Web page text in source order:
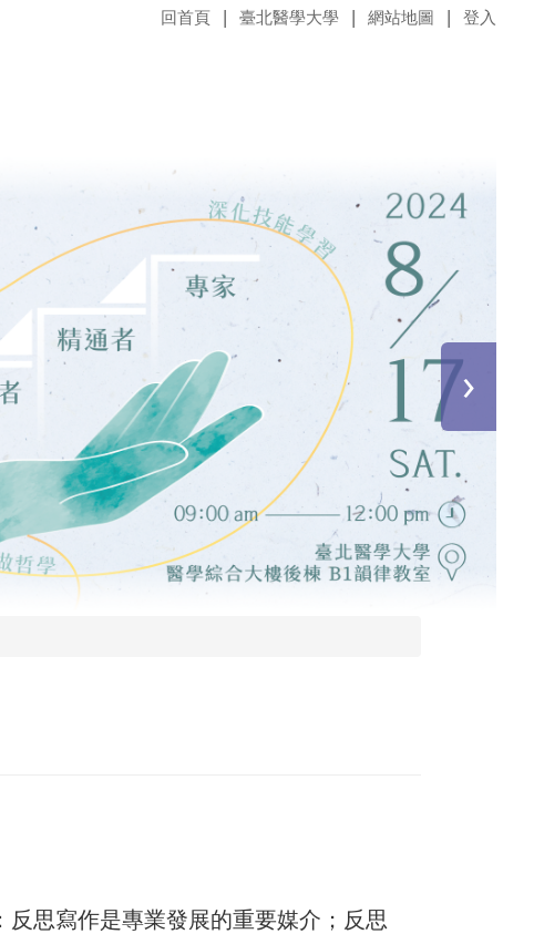
回首頁 臺北醫學大學 網站地圖 登入
›
思寫作是專業發展的重要媒介；反思